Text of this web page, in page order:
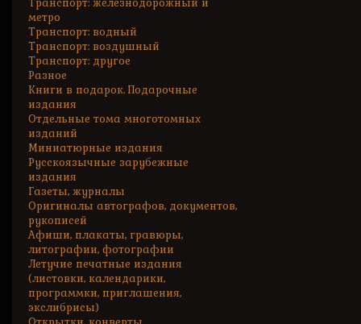
Транспорт: железнодорожный и
метро
Транспорт: водный
Транспорт: воздушный
Транспорт: другое
Разное
Книги в подарок. Подарочные
издания
Отдельные тома многотомных
изданий
Миниатюрные издания
Русскоязычные зарубежные
издания
Газеты, журналы
Оригиналы автографов, документов,
рукописей
Афиши, плакаты, гравюры,
литографии, фотографии
Летучие печатные издания
(листовки, календарики,
программки, приглашения,
экслибрисы)